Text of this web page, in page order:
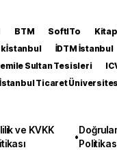
BTM SoftITo
İstanbul
İDTM İstanbul
Sultan Tesisleri
İstanbul Ticaret
ve KVKK
•